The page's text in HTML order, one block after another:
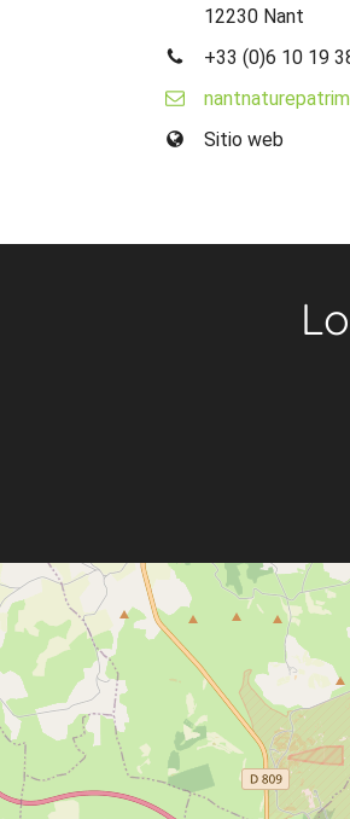
12230 Nant
+33 (0)6 10 19
Sitio web